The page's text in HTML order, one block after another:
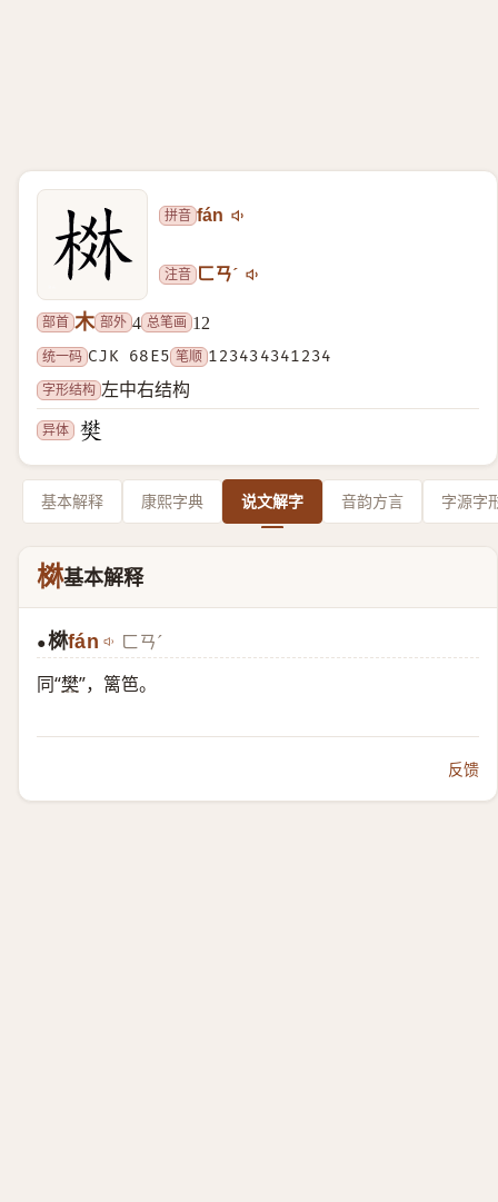
拼音 fán
注音 ㄈㄢˊ
部首 木 部外 4 总笔画 12
统一码 CJK 68E5 笔顺 123434341234
字形结构 左中右结构
异体
基本解释 康熙字典 说文解字 音韵方言 字源字
棥基本解释
●棥fán ㄈㄢˊ
同“樊”，篱笆。
反馈